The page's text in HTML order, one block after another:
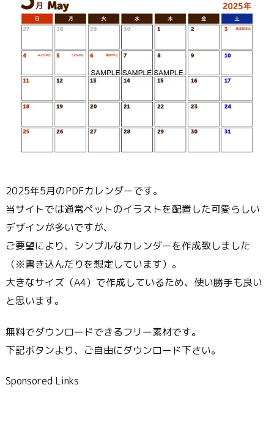
2025年5月のPDFカレンダーです。
当サイトでは通常ペットのイラストを配置した可愛らしい
デザインが多いですが、
ご要望により、シンプルなカレンダーを作成致しました
（※書き込んだりを想定しています）。
大きなサイズ（A4）で作成しているため、使い勝手も良い
と思います。
無料でダウンロードできるフリー素材です。
下記ボタンより、ご自由にダウンロード下さい。
Sponsored Links